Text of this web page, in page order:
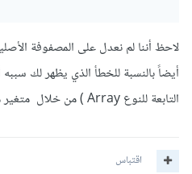
لاحظ أننا لم نعدل على المصفوفة
التابعة للنوع Array ) من خلال متغير من النوع String.
اقتباس